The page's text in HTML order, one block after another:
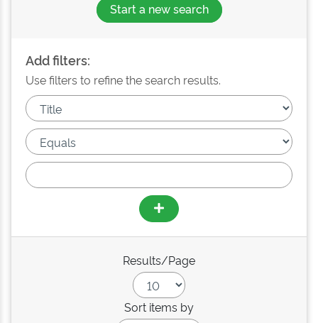
Start a new search
Add filters:
Use filters to refine the search results.
Results/Page
Sort items by